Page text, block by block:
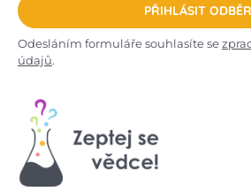
PŘIHLÁSIT ODBĚR
Odesláním formuláře souhlasíte se
údajů.